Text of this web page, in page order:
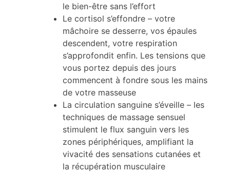
le bien-être sans l’effort
Le cortisol s’effondre – votre
mâchoire se desserre, vos épaules
descendent, votre respiration
s’approfondit enfin. Les tensions que
vous portez depuis des jours
commencent à fondre sous les mains
de votre masseuse
La circulation sanguine s’éveille – les
techniques de massage sensuel
stimulent le flux sanguin vers les
zones périphériques, amplifiant la
vivacité des sensations cutanées et
la récupération musculaire